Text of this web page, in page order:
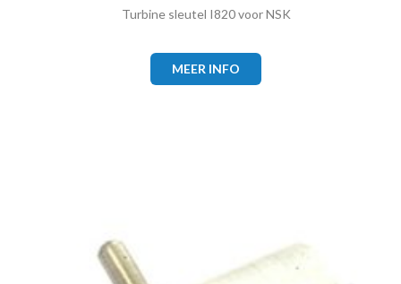
Turbine sleutel I820 voor NSK
MEER INFO